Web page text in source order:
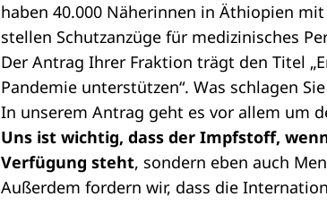
haben 40.000 Näherinnen in Äthiopien
stellen Schutzanzüge für medizinisches
Der Antrag Ihrer Fraktion trägt den Titel
Pandemie unterstützen“. Was schlagen
In unserem Antrag geht es vor allem um
Uns ist wichtig, dass der Impfstoff,
Verfügung steht, sondern eben auch
Außerdem fordern wir, dass die